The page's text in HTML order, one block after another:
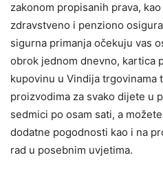
zakonom propisanih prava,
zdravstveno i penziono
sigurna primanja očekuju vas
obrok jednom dnevno, kartica
kupovinu u Vindija trgovinama
proizvodima za svako dijete u
sedmici po osam sati, a
dodatne pogodnosti kao i na
rad u posebnim uvjetima.